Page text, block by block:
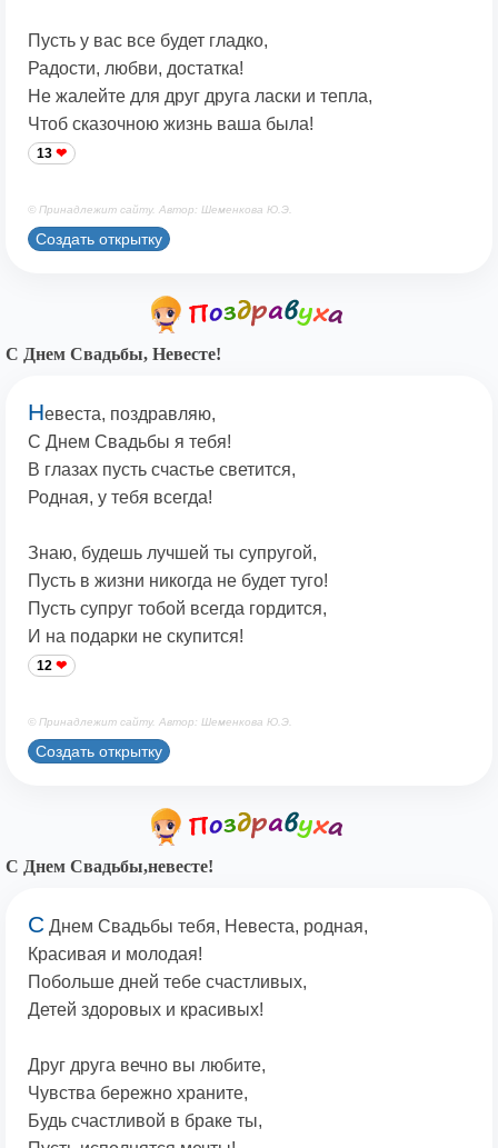
Пусть у вас все будет гладко,
Радости, любви, достатка!
Не жалейте для друг друга ласки и тепла,
Чтоб сказочною жизнь ваша была!
13
© Принадлежит сайту. Автор: Шеменкова Ю.Э.
Создать открытку
С Днем Свадьбы, Невесте!
Невеста, поздравляю,
С Днем Свадьбы я тебя!
В глазах пусть счастье светится,
Родная, у тебя всегда!
Знаю, будешь лучшей ты супругой,
Пусть в жизни никогда не будет туго!
Пусть супруг тобой всегда гордится,
И на подарки не скупится!
12
© Принадлежит сайту. Автор: Шеменкова Ю.Э.
Создать открытку
С Днем Свадьбы,невесте!
С Днем Свадьбы тебя, Невеста, родная,
Красивая и молодая!
Побольше дней тебе счастливых,
Детей здоровых и красивых!
Друг друга вечно вы любите,
Чувства бережно храните,
Будь счастливой в браке ты,